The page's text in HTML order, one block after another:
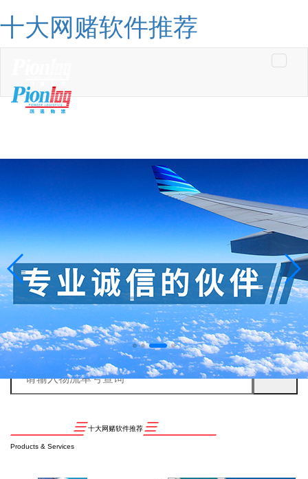
十大网赌软件推荐
十大网赌软件推荐
Products & Services